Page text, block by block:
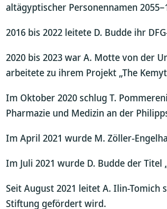
altägyptischer Personennamen
2016 bis 2022 leitete D. Budde ihr
2020 bis 2023 war A. Motte von der
arbeitete zu ihrem Projekt „The
Im Oktober 2020 schlug T.
Pharmazie und Medizin an der
Im April 2021 wurde M. Zöller-
Im Juli 2021 wurde D. Budde der
Seit August 2021 leitet A. Ilin-Tomich
Stiftung gefördert wird.